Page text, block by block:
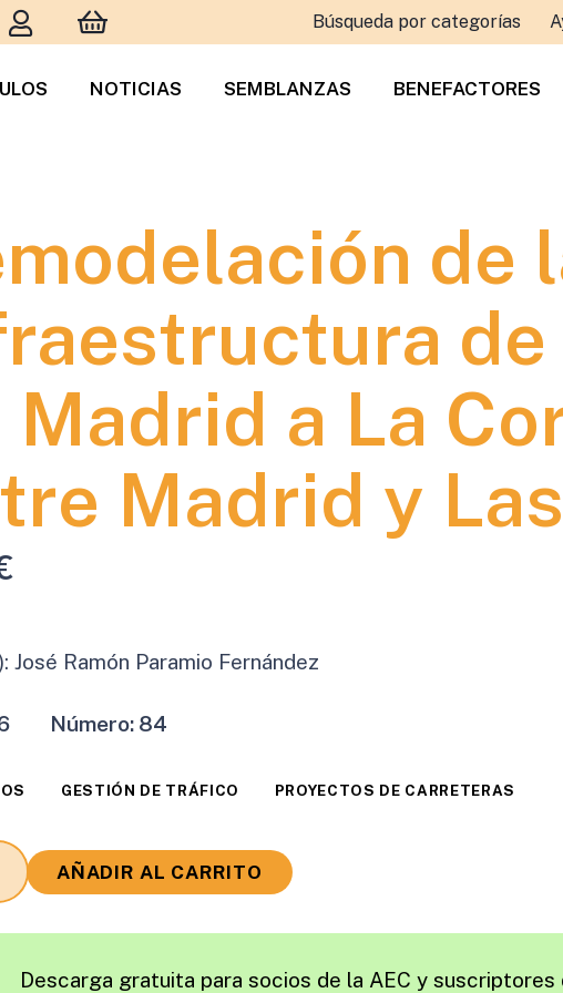
Búsqueda por categorías
NOTICIAS SEMBLANZAS BENEFACTORES
de
de
Madrid a La
Madrid y
José Ramón Paramio Fernández
Número: 84
GESTIÓN DE TRÁFICO PROYECTOS DE CARRETERAS
AÑADIR AL CARRITO
Descarga gratuita para socios de la AEC y suscriptores